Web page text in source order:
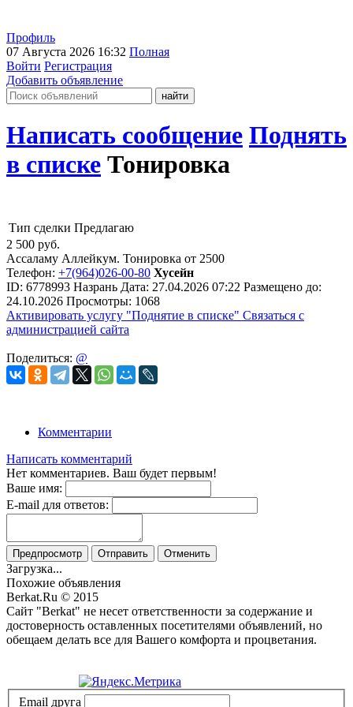
Профиль
07 Августа 2026 16:32 Полная
Войти Регистрация
Добавить объявление
Написать сообщение Поднять
в списке Тонировка
Тип сделки Предлагаю
2 500 руб.
Ассаламу Аллейкум. Тонировка от 2500
Телефон: +7(964)026-00-80 Хусейн
ID: 6778993 Назрань Дата: 27.04.2026 07:22 Размещено до:
24.10.2026 Просмотры: 1068
Активировать услугу "Поднятие в списке" Связаться с
администрацией сайта
Поделиться: @
Комментарии
Написать комментарий
Нет комментариев. Ваш будет первым!
Ваше имя:
E-mail для ответов:
Предпросмотр Отправить Отменить
Загрузка...
Похожие объявления
Berkat.Ru © 2015
Сайт "Berkat" не несет ответственности за содержание и
достоверность оставленных посетителями объявлений, но
обещаем делать все для Вашего комфорта и процветания.
Email друга